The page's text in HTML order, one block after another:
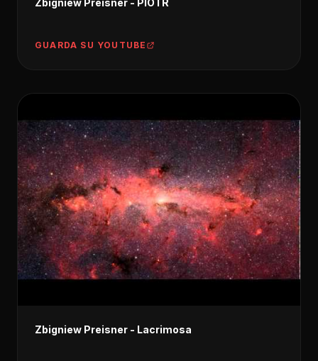
Zbigniew Preisner - PIOTR
GUARDA SU YOUTUBE
Zbigniew Preisner - Lacrimosa